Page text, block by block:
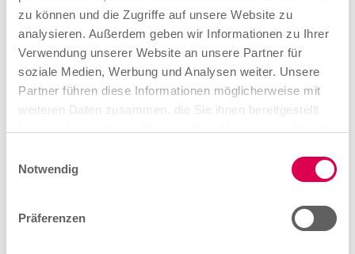
zu können und die Zugriffe auf unsere Website zu
analysieren. Außerdem geben wir Informationen zu Ihrer
Verwendung unserer Website an unsere Partner für
soziale Medien, Werbung und Analysen weiter. Unsere
Partner führen diese Informationen möglicherweise mit
weiteren Daten zusammen, die Sie ihnen bereitgestellt
Notwendig
Präferenzen